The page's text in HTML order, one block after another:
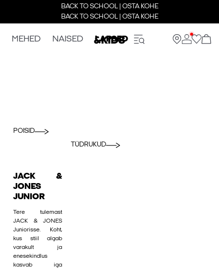
BACK TO SCHOOL | OSTA KOHE
BACK TO SCHOOL | OSTA KOHE
MEHED NAISED LAPSED
POISID
TÜDRUKUD
JACK &
JONES
JUNIOR
Tere tulemast
JACK & JONES
Juniorisse. Koht,
kus stiil algab
varakult ja
enesekindlus
kasvab iga